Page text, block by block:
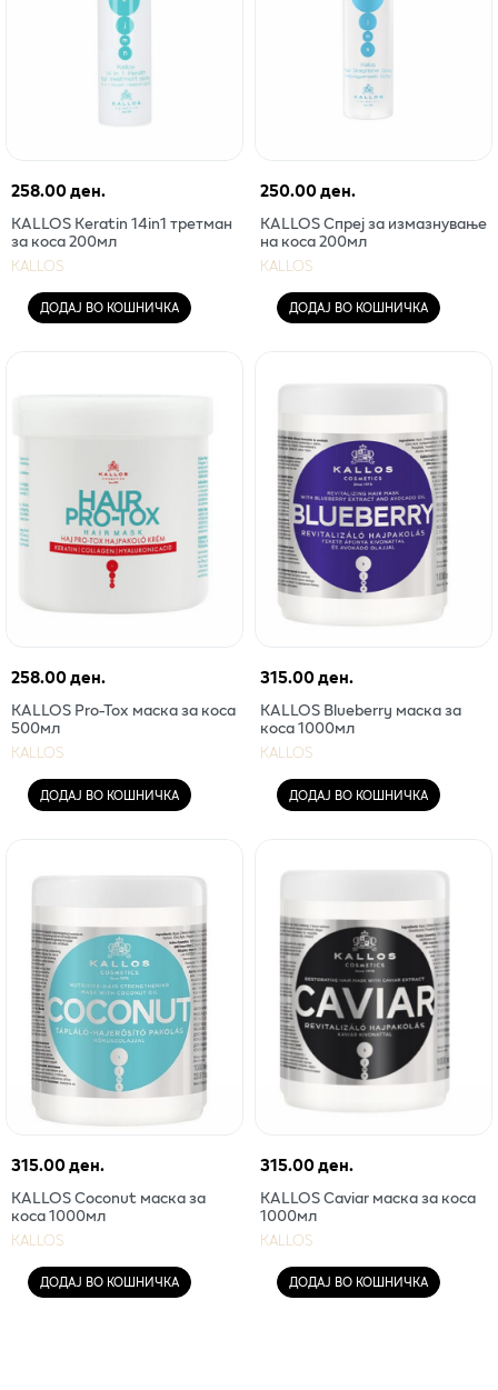
258.00 ден.
KALLOS Keratin 14in1 третман
за коса 200мл
KALLOS
ДОДАЈ ВО КОШНИЧКА
250.00 ден.
KALLOS Спреј за измазнување
на коса 200мл
KALLOS
ДОДАЈ ВО КОШНИЧКА
258.00 ден.
KALLOS Pro-Tox маска за коса
500мл
KALLOS
ДОДАЈ ВО КОШНИЧКА
315.00 ден.
KALLOS Blueberry маска за
коса 1000мл
KALLOS
ДОДАЈ ВО КОШНИЧКА
315.00 ден.
KALLOS Coconut маска за
коса 1000мл
KALLOS
ДОДАЈ ВО КОШНИЧКА
315.00 ден.
KALLOS Caviar маска за коса
1000мл
KALLOS
ДОДАЈ ВО КОШНИЧКА